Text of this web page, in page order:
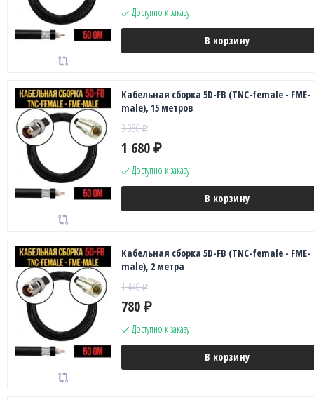
Доступно к заказу
В корзину
Кабельная сборка 5D-FB (TNC-female - FME-
male), 15 метров
3 080₽
1 680 ₽
Доступно к заказу
В корзину
Кабельная сборка 5D-FB (TNC-female - FME-
male), 2 метра
1 440₽
780 ₽
Доступно к заказу
В корзину